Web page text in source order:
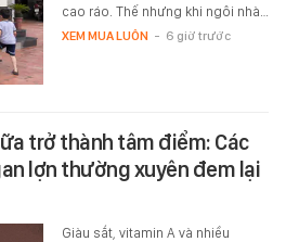
cao ráo. Thế nhưng khi ngôi nhà…
XEM MUA LUÔN - 6 giờ trước
trở thành tâm điểm: Các
lợn thường xuyên đem lại
Giàu sắt, vitamin A và nhiều